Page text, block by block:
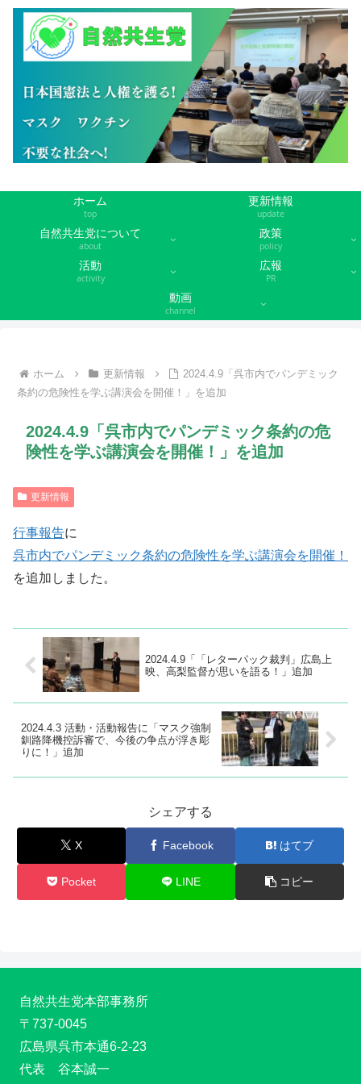
ホーム
top
更新情報
update
自然共生党について
about
政策
policy
活動
activity
広報
PR
動画
channel
ホーム 更新情報
2024.4.9「呉市内でパンデミック
条約の危険性を学ぶ講演会を開催！」を追加
2024.4.9「呉市内でパンデミック条約の危
険性を学ぶ講演会を開催！」を追加
更新情報
行事報告に
呉市内でパンデミック条約の危険性を学ぶ講演会を開催！
を追加しました。
2024.4.9「「レターパック裁判」広島上
映、高梨監督が思いを語る！」追加
2024.4.3 活動・活動報告に「マスク強制
釧路降機控訴審で、今後の争点が浮き彫
りに！」追加
シェアする
X Facebook はてブ
Pocket LINE コピー
自然共生党本部事務所
〒737-0045
広島県呉市本通6-2-23
代表 谷本誠一